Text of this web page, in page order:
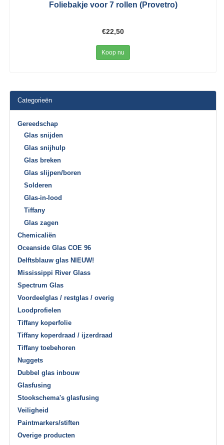
Foliebakje voor 7 rollen (Provetro)
€22,50
Koop nu
Categorieën
Gereedschap
Glas snijden
Glas snijhulp
Glas breken
Glas slijpen/boren
Solderen
Glas-in-lood
Tiffany
Glas zagen
Chemicaliën
Oceanside Glas COE 96
Delftsblauw glas NIEUW!
Mississippi River Glass
Spectrum Glas
Voordeelglas / restglas / overig
Loodprofielen
Tiffany koperfolie
Tiffany koperdraad / ijzerdraad
Tiffany toebehoren
Nuggets
Dubbel glas inbouw
Glasfusing
Stookschema's glasfusing
Veiligheid
Paintmarkers/stiften
Overige producten